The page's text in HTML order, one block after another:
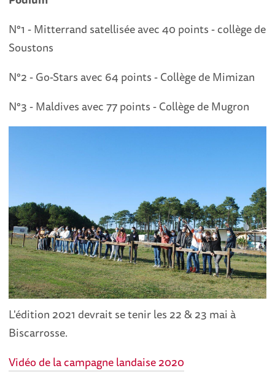
N°1 - Mitterrand satellisée avec 40 points - collège de
Soustons
N°2 - Go-Stars avec 64 points - Collège de Mimizan
N°3 - Maldives avec 77 points - Collège de Mugron
L'édition 2021 devrait se tenir les 22 & 23 mai à
Biscarrosse.
Vidéo de la campagne landaise 2020